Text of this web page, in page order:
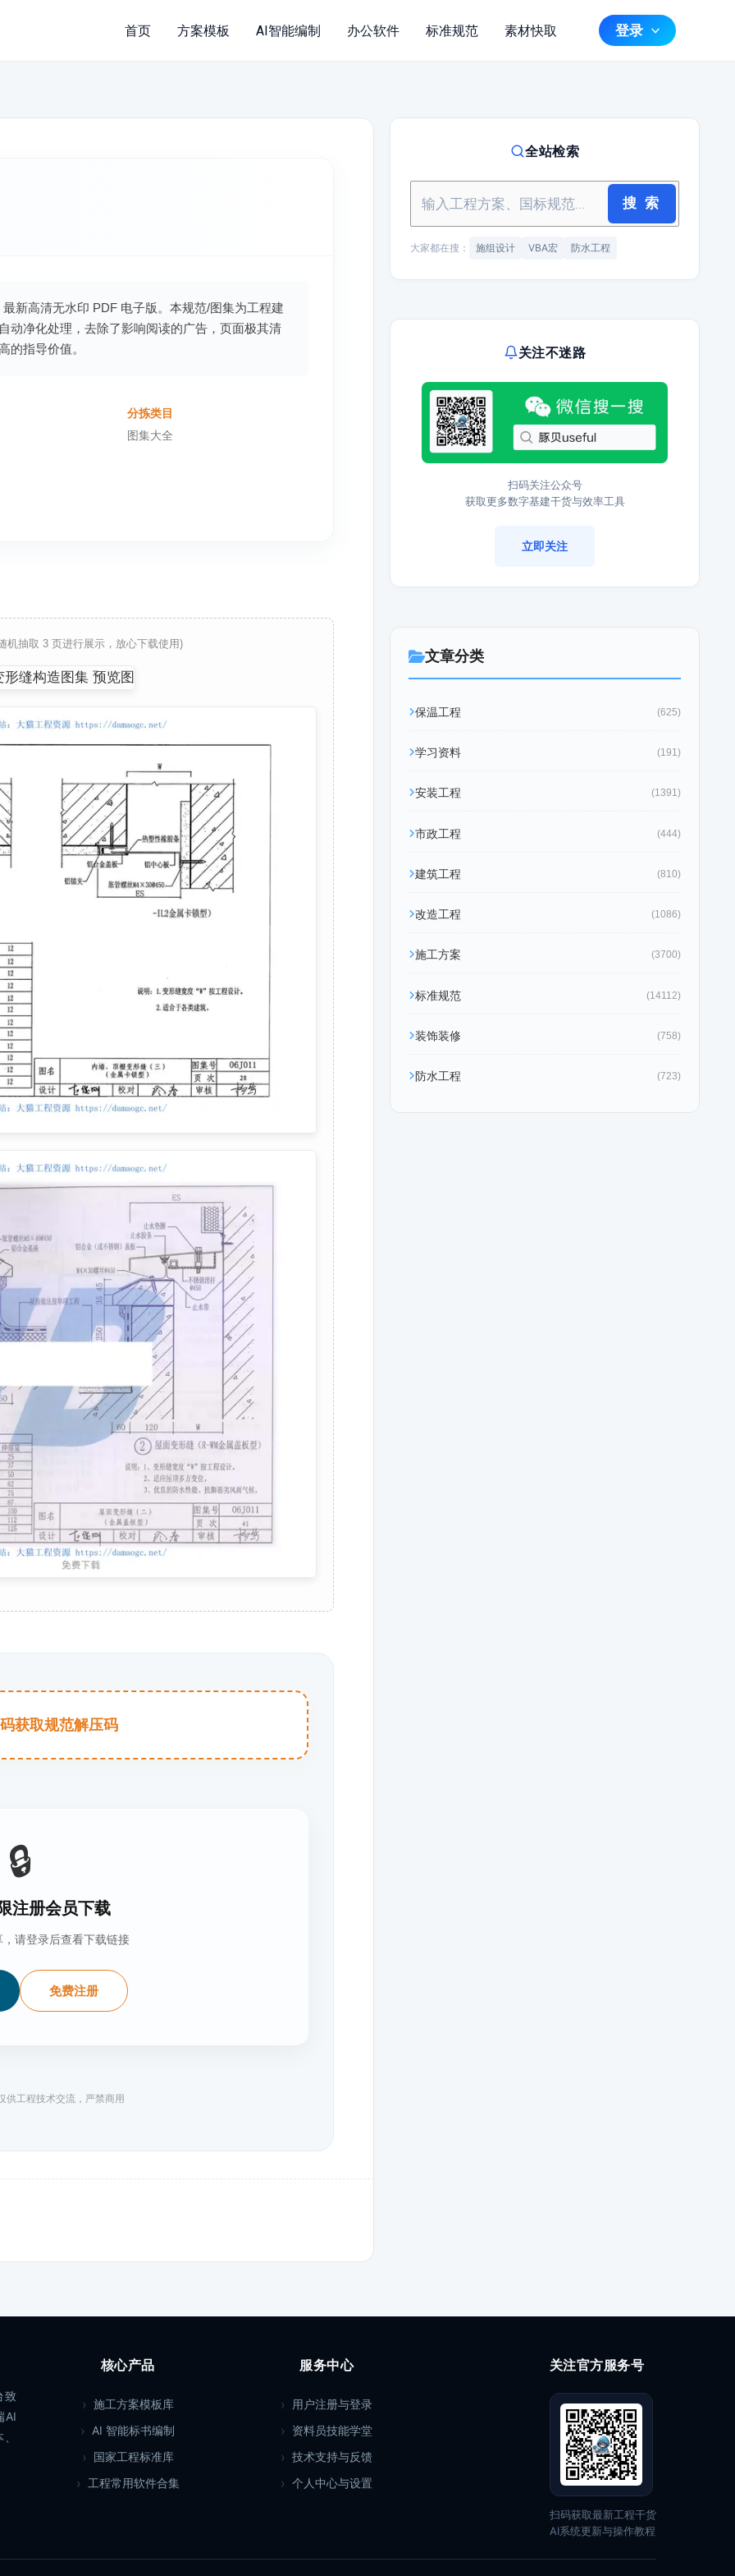
首页 方案模板 AI智能编制 办公软件 标准规范 素材快取 登录
新高清无水印 PDF 电子版。本规范/图集为工程建
动净化处理，去除了影响阅读的广告，页面极其清
的指导价值。
分拣类目
图集大全
机抽取 3 页进行展示，放心下载使用)
获取规范解压码
🔒
注册会员下载
请登录后查看下载链接
免费注册
供工程技术交流，严禁商用
全站检索
搜 索
大家都在搜： 施组设计 VBA宏 防水工程
关注不迷路
扫码关注公众号
获取更多数字基建干货与效率工具
立即关注
文章分类
保温工程 (625)
学习资料 (191)
安装工程 (1391)
市政工程 (444)
建筑工程 (810)
改造工程 (1086)
施工方案 (3700)
标准规范 (14112)
装饰装修 (758)
防水工程 (723)
致
AI
核心产品
施工方案模板库
AI 智能标书编制
国家工程标准库
工程常用软件合集
服务中心
用户注册与登录
资料员技能学堂
技术支持与反馈
个人中心与设置
关注官方服务号
扫码获取最新工程干货
AI系统更新与操作教程